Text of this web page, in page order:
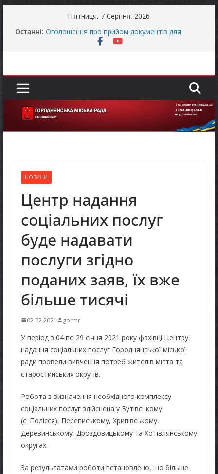
П’ятниця, 7 Серпня, 2026
Останні: Оголошення про прийом документів для
присудження Премії Кабінету Міністрів України
Продовжується реалізація програми «Діалог
Батьки майбутніх першокласників уже можуть
оформити «Пакунок школяра»
Останніми днями погода випробовує жителів
громади справжньою літньою спекою
НОВИНИ
Центр надання
соціальних послуг
буде надавати
послуги згідно
поданих заяв, їх вже
більше тисячі
02.02.2021 gormr
У період з 04 по 29 січня 2021 року фахівці Центру
надання соціальних послуг Городнянської міської
ради провели вивчення потреб жителів міста та
старостинських округів.
Робота з визначення необхідного комплексу
соціальних послуг здійснена у Бутівському
(с. Полісся), Перепиському, Хрипівському,
Деревинському, Дроздовицькому та Хотівлянському
округах.
За результатами роботи встановлено, що більше